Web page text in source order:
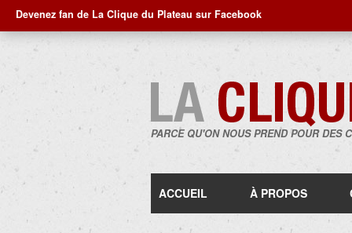
Devenez fan de La Clique du Plateau sur Facebook
PARCE QU'ON NOUS PREND POUR DES
ACCUEIL À PROPOS